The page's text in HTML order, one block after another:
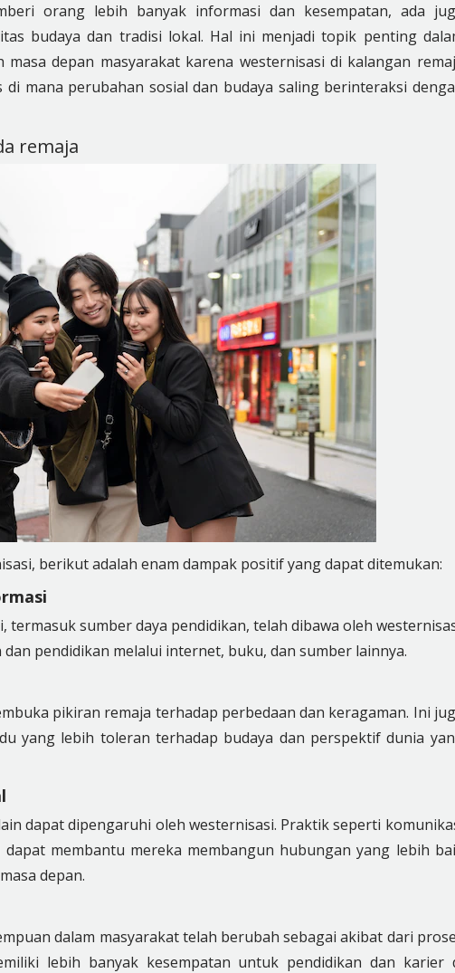
orang lebih banyak informasi dan kesempatan, ada
budaya dan tradisi lokal. Hal ini menjadi topik penting
depan masyarakat karena westernisasi di kalangan
mana perubahan sosial dan budaya saling berinteraksi
remaja
berikut adalah enam dampak positif yang dapat ditemukan:
sumber daya pendidikan, telah dibawa oleh
pendidikan melalui internet, buku, dan sumber lainnya.
pikiran remaja terhadap perbedaan dan keragaman. Ini
yang lebih toleran terhadap budaya dan perspektif dunia
dapat dipengaruhi oleh westernisasi. Praktik seperti
membantu mereka membangun hubungan yang lebih
depan.
dalam masyarakat telah berubah sebagai akibat dari
lebih banyak kesempatan untuk pendidikan dan karier